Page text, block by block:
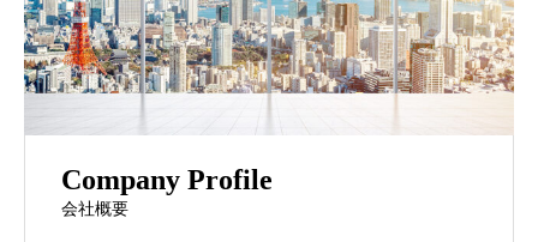
Company Profile
会社概要